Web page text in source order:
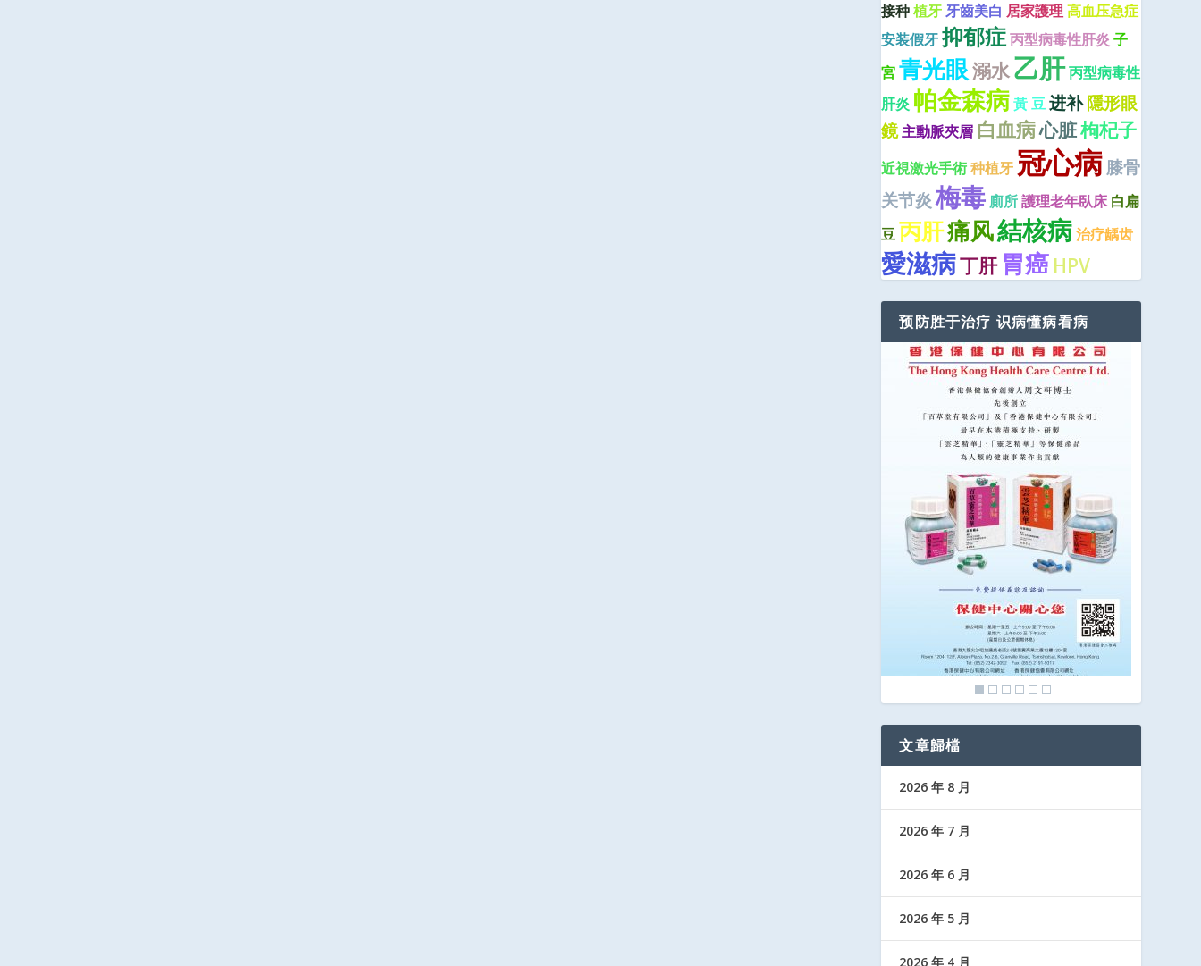
接种植牙牙齒美白 居家護理 高血压急症
安装假牙抑郁症丙型病毒性肝炎 子
宮青光眼溺水乙肝丙型病毒性
肝炎 帕金森病黃 豆进补隱形眼
鏡主動脈夾層 白血病心脏枸杞子
近視激光手術种植牙 冠心病膝骨
关节炎梅毒 廁所護理老年臥床 白扁
豆丙肝痛风結核病治疗龋齿
愛滋病丁肝 胃癌 HPV
预防胜于治疗 识病懂病看病
文章歸檔
2026 年 8 月
2026 年 7 月
2026 年 6 月
2026 年 5 月
2026 年 4 月